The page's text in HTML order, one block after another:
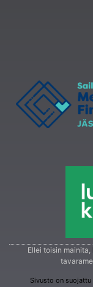
Ellei toisin
Sivusto on suojattu